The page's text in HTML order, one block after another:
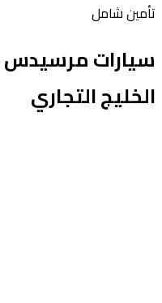
تأمين شامل
سياراتمرسيدس
الخليج التجاري